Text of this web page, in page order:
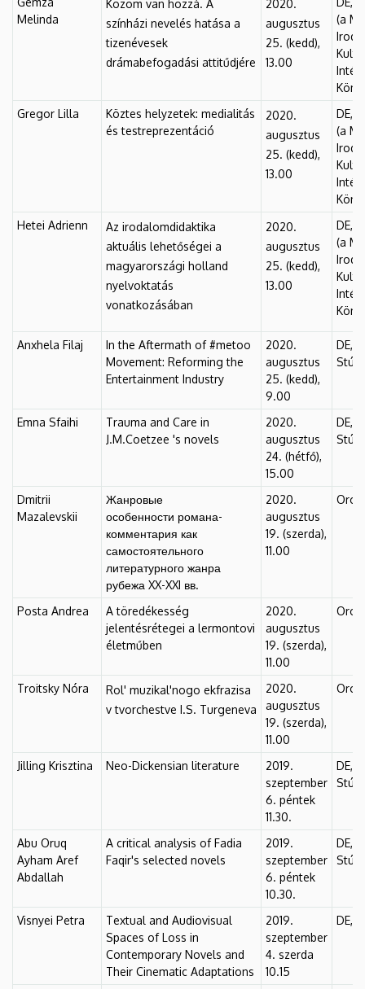
Melinda
Közöm van hozzá. A
színházi nevelés hatása a
tizenévesek
drámabefogadási attitűdjére
2020.
augusztus
25. (kedd),
13.00
(a
Gregor Lilla
Köztes helyzetek: medialitás
és testreprezentáció
2020.
augusztus
25. (kedd),
13.00
DE,
(a
Hetei Adrienn
Az irodalomdidaktika
aktuális lehetőségei a
magyarországi holland
nyelvoktatás
vonatkozásában
2020.
augusztus
25. (kedd),
13.00
DE,
(a
Anxhela Filaj
In the Aftermath of #metoo
Movement: Reforming the
Entertainment Industry
2020.
augusztus
25. (kedd),
9.00
DE,
Emna Sfaihi
Trauma and Care in
J.M.Coetzee 's novels
2020.
augusztus
24. (hétfő),
15.00
DE,
Dmitrii
Mazalevskii
Жанровые
особенности романа-
комментария как
самостоятельного
литературного жанра
рубежа XX-XXI вв.
2020.
augusztus
19. (szerda),
11.00
Posta Andrea
A töredékesség
jelentésrétegei a lermontovi
életműben
2020.
augusztus
19. (szerda),
11.00
Troitsky Nóra
Rol' muzikal'nogo ekfrazisa
v tvorchestve I.S. Turgeneva
2020.
augusztus
19. (szerda),
11.00
Jilling Krisztina Neo-Dickensian literature
2019.
szeptember
6. péntek
11.30.
DE,
Abu Oruq
Ayham Aref
Abdallah
A critical analysis of Fadia
Faqir's selected novels
2019.
szeptember
6. péntek
10.30.
DE,
Visnyei Petra
Textual and Audiovisual
Spaces of Loss in
Contemporary Novels and
Their Cinematic Adaptations
2019.
szeptember
4. szerda
10.15
DE,